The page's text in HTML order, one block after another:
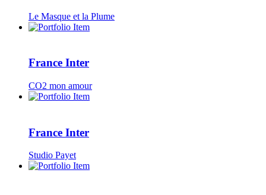
Le Masque et la Plume
France Inter
CO2 mon amour
France Inter
Studio Payet